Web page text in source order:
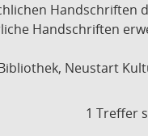
Handschriften
Handschriften
Neustart
1 Treffer